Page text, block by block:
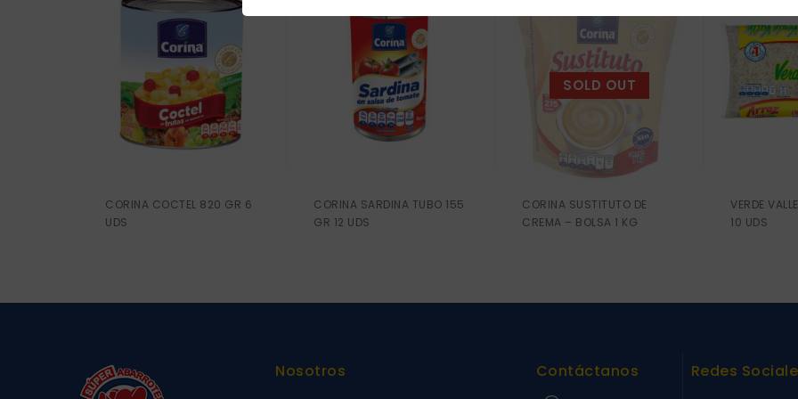
CORINA COCTEL 820 GR 6
UDS
CORINA SARDINA TUBO 155
GR 12 UDS
SOLD OUT
CORINA SUSTITUTO DE
CREMA – BOLSA 1 KG
VERDE
10 UDS
Nosotros Contáctanos Redes